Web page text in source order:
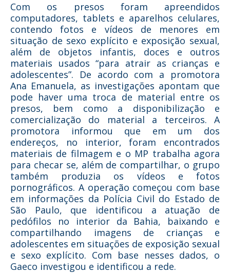
Com os presos foram apreendidos
computadores, tablets e aparelhos celulares,
contendo fotos e vídeos de menores em
situação de sexo explícito e exposição sexual,
além de objetos infantis, doces e outros
materiais usados “para atrair as crianças e
adolescentes”. De acordo com a promotora
Ana Emanuela, as investigações apontam que
pode haver uma troca de material entre os
presos, bem como a disponibilização e
comercialização do material a terceiros. A
promotora informou que em um dos
endereços, no interior, foram encontrados
materiais de filmagem e o MP trabalha agora
para checar se, além de compartilhar, o grupo
também produzia os vídeos e fotos
pornográficos. A operação começou com base
em informações da Polícia Civil do Estado de
São Paulo, que identificou a atuação de
pedófilos no interior da Bahia, baixando e
compartilhando imagens de crianças e
adolescentes em situações de exposição sexual
e sexo explícito. Com base nesses dados, o
Gaeco investigou e identificou a rede.